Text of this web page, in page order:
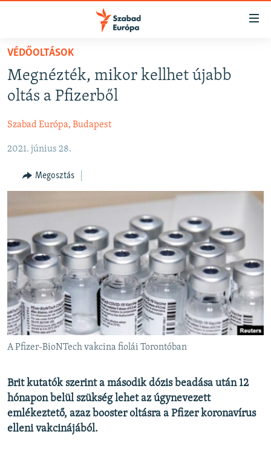
Akadálymentes
Ugrás
fő
oldalra
Ugrás
AKTUÁLIS
VIDEÓK
ELEMZŐ
NER15
TÁRSADALOM
DEMOKRÁCIA
A PÉNZ NYOMÁBAN
EURÓPAI UNIÓ
VILÁG
KLÍMAVÁLTOZÁS
A MÚLT TANULSÁGAI
KÖVESSEN MINKET!
Valamennyi RFE/RL weboldal
VÉDŐOLTÁSOK
Megnézték, mikor kellhet újabb
oltás a Pfizerből
Szabad Európa, Budapest
2021. június 28.
Megosztás
A Pfizer-BioNTech vakcina fiolái Torontóban
Brit kutatók szerint a második dózis beadása után 12
hónapon belül szükség lehet az úgynevezett
emlékeztető, azaz booster oltásra a Pfizer koronavírus
elleni vakcinájából.